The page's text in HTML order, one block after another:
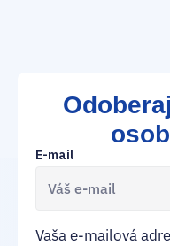
E-mail
Vaša e-mailová